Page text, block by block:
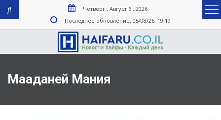
Четверг , Август 6 , 2026
Последнее обновление: 05/08/26, 19:19
Мааданей Мания